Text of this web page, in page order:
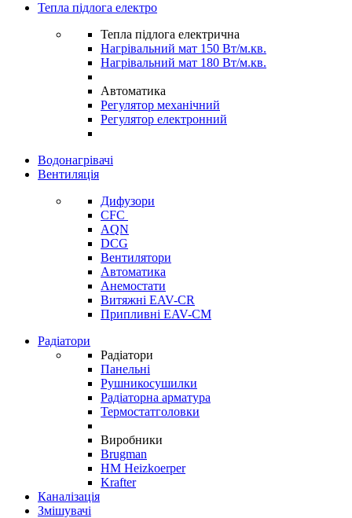
Тепла підлога електро
Тепла підлога електрична
Нагрівальний мат 150 Вт/м.кв.
Нагрівальний мат 180 Вт/м.кв.
Автоматика
Регулятор механічний
Регулятор електронний
Водонагрівачі
Вентиляція
Дифузори
CFC
AQN
DCG
Вентилятори
Автоматика
Анемостати
Витяжні EAV-CR
Припливні EAV-CM
Радіатори
Радіатори
Панельні
Рушникосушилки
Радіаторна арматура
Термостатголовки
Виробники
Brugman
HM Heizkoerper
Krafter
Каналізація
Змішувачі